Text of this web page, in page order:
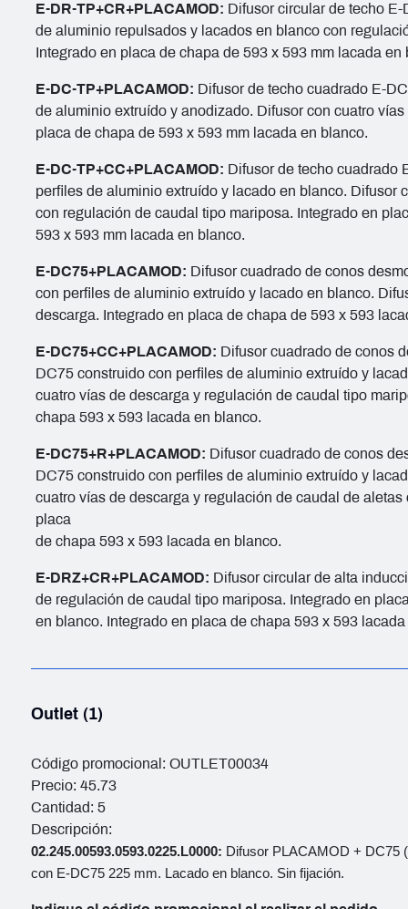
E-DR-TP+CR+PLACAMOD: Difusor circular de techo
de aluminio repulsados y lacados en blanco con
Integrado en placa de chapa de 593 x 593 mm lacada en
E-DC-TP+PLACAMOD: Difusor de techo cuadrado E-
de aluminio extruído y anodizado. Difusor con cuatro
placa de chapa de 593 x 593 mm lacada en blanco.
E-DC-TP+CC+PLACAMOD: Difusor de techo cuadrado
perfiles de aluminio extruído y lacado en blanco. Difusor
con regulación de caudal tipo mariposa. Integrado en
593 x 593 mm lacada en blanco.
E-DC75+PLACAMOD: Difusor cuadrado de conos
con perfiles de aluminio extruído y lacado en blanco.
descarga. Integrado en placa de chapa de 593 x 593
E-DC75+CC+PLACAMOD: Difusor cuadrado de conos
DC75 construido con perfiles de aluminio extruído y
cuatro vías de descarga y regulación de caudal tipo
chapa 593 x 593 lacada en blanco.
E-DC75+R+PLACAMOD: Difusor cuadrado de conos
DC75 construido con perfiles de aluminio extruído y
cuatro vías de descarga y regulación de caudal de aletas
placa
de chapa 593 x 593 lacada en blanco.
E-DRZ+CR+PLACAMOD: Difusor circular de alta
de regulación de caudal tipo mariposa. Integrado en
en blanco. Integrado en placa de chapa 593 x 593
Outlet (1)
Código promocional: OUTLET00034
Precio: 45.73
Cantidad: 5
Descripción:
02.245.00593.0593.0225.L0000: Difusor PLACAMOD + DC75
con E-DC75 225 mm. Lacado en blanco. Sin fijación.